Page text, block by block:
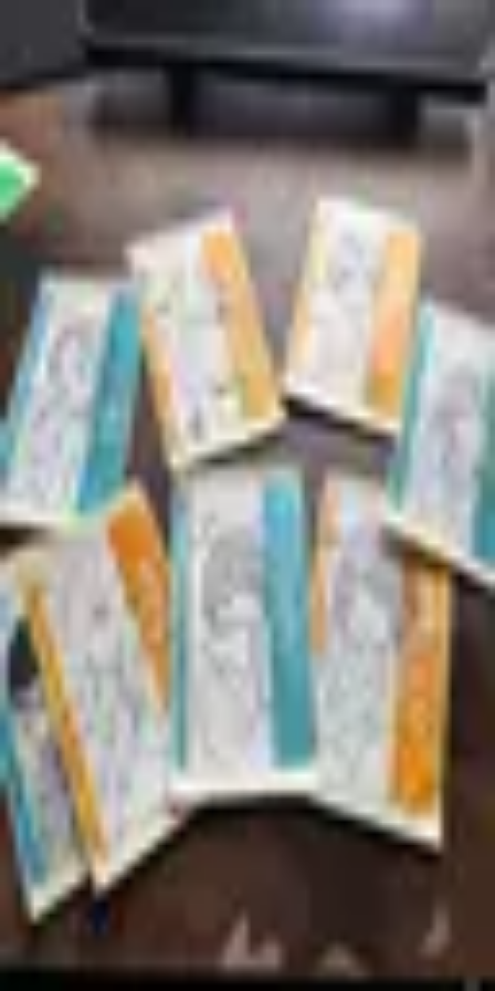
Nadeshiko09
@
nadeshiko09
Hello my nane is Sticker
一気にたくさん描くと腱鞘炎になる。
投稿
1/
2025年12月26日
Nadeshiko09
@ nadeshiko09
一気にたくさん描くと腱鞘炎になる。
2025年12月26日